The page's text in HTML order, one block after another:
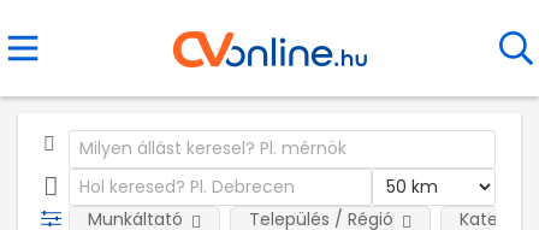
Munkáltató Település / Régió